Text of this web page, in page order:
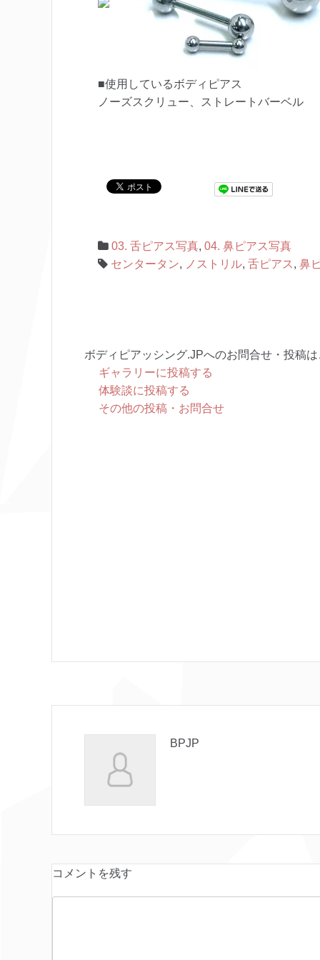
■使用しているボディピアス
ノーズスクリュー、ストレートバーベル
03. 舌ピアス写真, 04. 鼻ピアス写真
センタータン, ノストリル, 舌ピアス , 鼻
ボディピアッシング.JPへのお問合せ・投稿
ギャラリーに投稿する
体験談に投稿する
その他の投稿・お問合せ
BPJP
コメントを残す